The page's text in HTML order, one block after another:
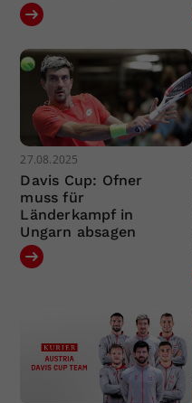
27.08.2025
Davis Cup: Ofner
muss für
Länderkampf in
Ungarn absagen